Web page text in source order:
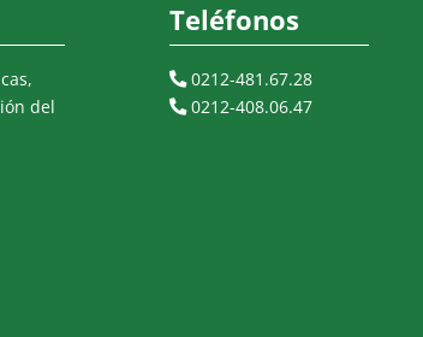
del
Teléfonos
0212-481.67.28
0212-408.06.47